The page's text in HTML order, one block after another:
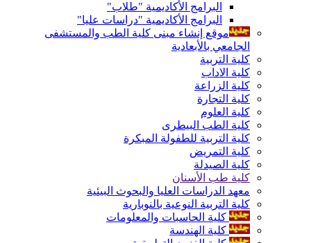
البرامج الأكاديمية "طلاب"
البرامج الأكاديمية "دراسات عليا"
موقع إنشاء مبنى كلية الطب والمستشفى
الجامعي بالأبعادية
كلية التربية
كلية الاداب
كلية الزراعة
كلية التجارة
كلية العلوم
كلية الطب البيطرى
كلية التربية للطفولة المبكرة
كلية التمريض
كلية الصيدلة
كلية طب الأسنان
معهد الدراسات العليا والبحوث البيئية
كلية التربية النوعية بالنوبارية
كلية الحاسبات والمعلومات
كلية الهندسة